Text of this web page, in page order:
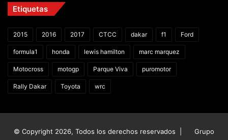
Etiquetas
2015 2016 2017 CTCC dakar f1 Ford
formula1 honda lewis hamilton marc marquez
Motocross motogp Parque Viva puromotor
Rally Dakar Toyota wrc
© Copyright 2026, Todos los derechos reservados | Grupo